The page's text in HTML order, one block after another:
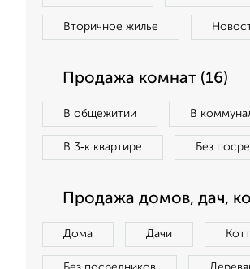
Вторичное жилье
Продажа комнат (16)
В общежитии В
В 3‑к квартире Без
Продажа домов, дач,
Дома Дачи